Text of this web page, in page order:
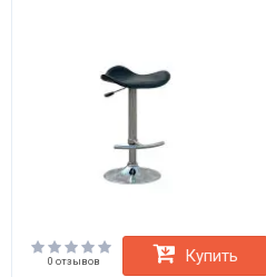
0 отзывов Купить